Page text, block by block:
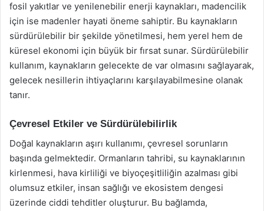
fosil yakıtlar ve yenilenebilir enerji kaynakları, madencilik
için ise madenler hayati öneme sahiptir. Bu kaynakların
sürdürülebilir bir şekilde yönetilmesi, hem yerel hem de
küresel ekonomi için büyük bir fırsat sunar. Sürdürülebilir
kullanım, kaynakların gelecekte de var olmasını sağlayarak,
gelecek nesillerin ihtiyaçlarını karşılayabilmesine olanak
tanır.
Çevresel Etkiler ve Sürdürülebilirlik
Doğal kaynakların aşırı kullanımı, çevresel sorunların
başında gelmektedir. Ormanların tahribi, su kaynaklarının
kirlenmesi, hava kirliliği ve biyoçeşitliliğin azalması gibi
olumsuz etkiler, insan sağlığı ve ekosistem dengesi
üzerinde ciddi tehditler oluşturur. Bu bağlamda,